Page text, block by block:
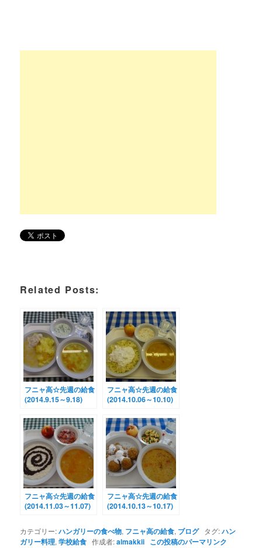
Related Posts:
フニャ高☆先週の給食
(2014.9.15～9.18)
フニャ高☆先週の給食
(2014.10.06～10.10)
フニャ高☆先週の給食
(2014.11.03～11.07)
フニャ高☆先週の給食
(2014.10.13～10.17)
カテゴリー:ハンガリーの食べ物, フニャ高の給食, ブログタグ:ハン
ガリー料理,学校給食 作成者:almakkii この投稿のパーマリンク